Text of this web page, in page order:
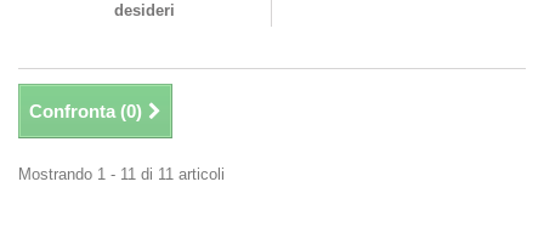
desideri
Confronta (0)
Mostrando 1 - 11 di 11 articoli